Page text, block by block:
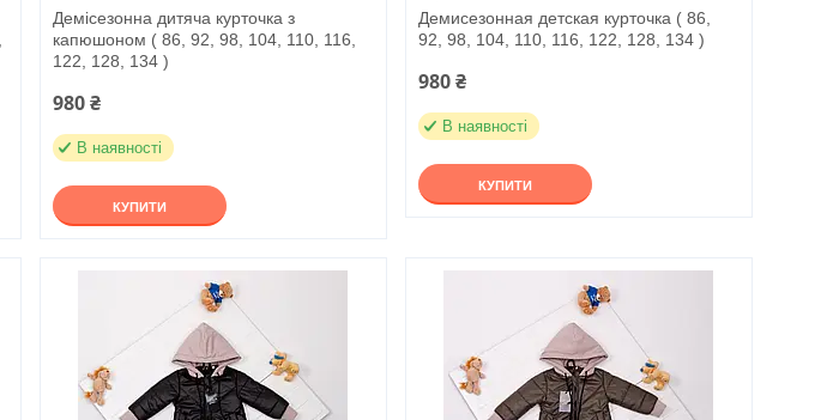
Демісезонна дитяча курточка з
капюшоном ( 86, 92, 98, 104, 110, 116,
122, 128, 134 )
980 ₴
В наявності
КУПИТИ
Демисезонная детская курточка ( 86,
92, 98, 104, 110, 116, 122, 128, 134 )
980 ₴
В наявності
КУПИТИ